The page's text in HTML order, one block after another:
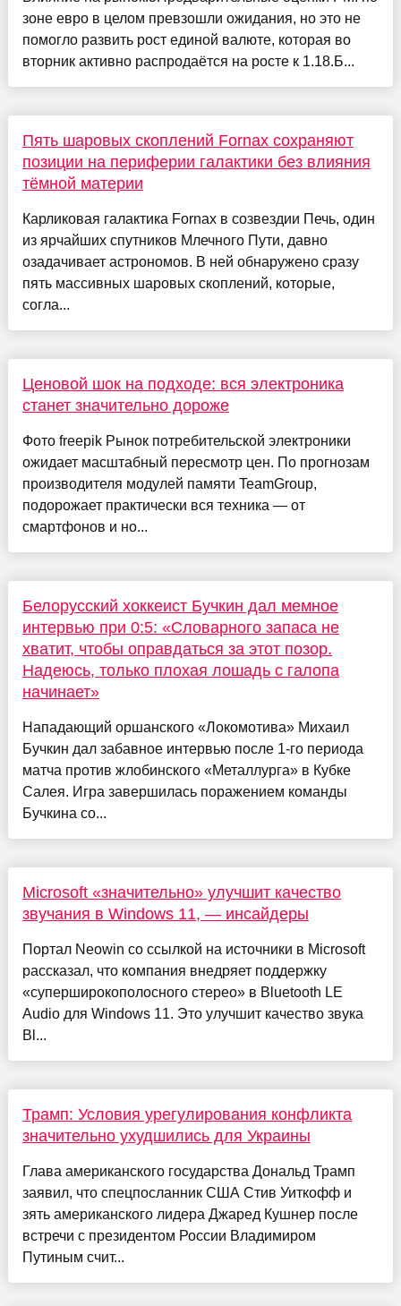
зоне евро в целом превзошли ожидания, но это не
помогло развить рост единой валюте, которая во
вторник активно распродаётся на росте к 1.18.Б...
Пять шаровых скоплений Fornax сохраняют
позиции на периферии галактики без влияния
тёмной материи
Карликовая галактика Fornax в созвездии Печь, один
из ярчайших спутников Млечного Пути, давно
озадачивает астрономов. В ней обнаружено сразу
пять массивных шаровых скоплений, которые,
согла...
Ценовой шок на подходе: вся электроника
станет значительно дороже
Фото freepik Рынок потребительской электроники
ожидает масштабный пересмотр цен. По прогнозам
производителя модулей памяти TeamGroup,
подорожает практически вся техника — от
смартфонов и но...
Белорусский хоккеист Бучкин дал мемное
интервью при 0:5: «Словарного запаса не
хватит, чтобы оправдаться за этот позор.
Надеюсь, только плохая лошадь с галопа
начинает»
Нападающий оршанского «Локомотива» Михаил
Бучкин дал забавное интервью после 1-го периода
матча против жлобинского «Металлурга» в Кубке
Салея. Игра завершилась поражением команды
Бучкина со...
Microsoft «значительно» улучшит качество
звучания в Windows 11, — инсайдеры
Портал Neowin со ссылкой на источники в Microsoft
рассказал, что компания внедряет поддержку
«суперширокополосного стерео» в Bluetooth LE
Audio для Windows 11. Это улучшит качество звука
Bl...
Трамп: Условия урегулирования конфликта
значительно ухудшились для Украины
Глава американского государства Дональд Трамп
заявил, что спецпосланник США Стив Уиткофф и
зять американского лидера Джаред Кушнер после
встречи с президентом России Владимиром
Путиным счит...